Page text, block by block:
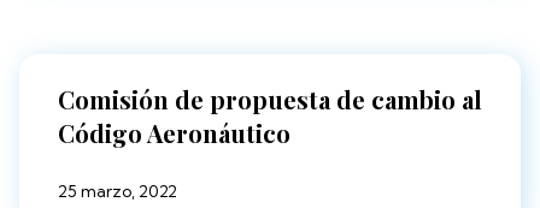
Comisión de propuesta de cambio al
Código Aeronáutico
25 marzo, 2022